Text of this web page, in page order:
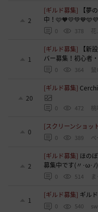
2
[ギルド募集]
【夢
中！🩷🧡💛💚💙🩵💜
0 378
1
[ギルド募集]
【新
バー募集！初心者
0 364
20
[ギルド募集]
0 472
0
[スクリーンショッ
0 389 べ
2
[ギルド募集] ほの
募集中です(〃･ω･ﾉ
0 514
1
[ギルド募集] ギル
0 540